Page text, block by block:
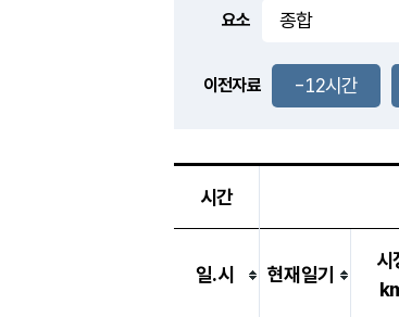
-
요소
이전자료 -12시간
시간
일.시 현재일기
시